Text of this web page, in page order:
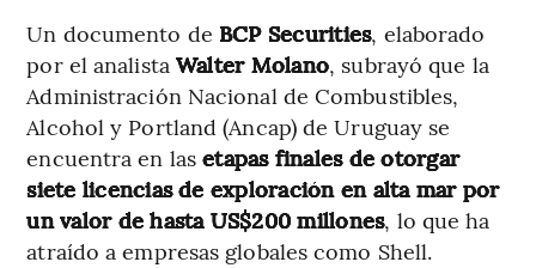
Un documento de BCP Securities, elaborado
por el analista Walter Molano, subrayó que la
Administración Nacional de Combustibles,
Alcohol y Portland (Ancap) de Uruguay se
encuentra en lasetapas finales de otorgar
siete licencias de exploración en alta mar por
un valor de hasta US$200 millones, lo que ha
atraído a empresas globales como Shell.